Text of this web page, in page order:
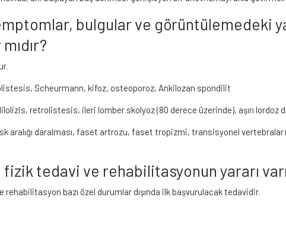
bulgular ve görüntülemedeki
Scheurmann, kifoz, osteoporoz, Ankilozan spondilit
retrolistesis, ileri lomber skolyoz (80 derece üzerinde), aşırı
aralığı daralması, faset artrozu, faset tropizmi, transisyonel
fizik tedavi ve rehabilitasyonun yararı
rehabilitasyon bazı özel durumlar dışında ilk başvurulacak tedavidir.